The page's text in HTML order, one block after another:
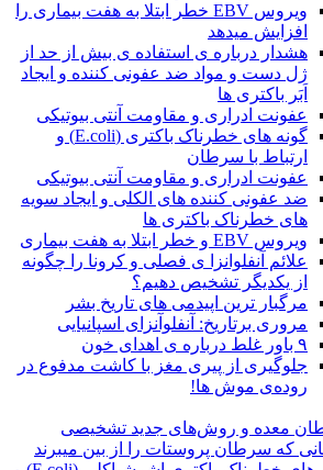
ویروس EBV خطر ابتلا به هفت بیماری را
افزایش میدهد
هشدار درباره ی استفاده ی بیش از حد از
ژل دست و مواد ضد عفونی کننده و ایجاد
اَبَر باکتری ها
عفونت ادراری و مقاومت آنتی بیوتیکی
گونه های خطرناک باکتری (E.coli) و
ارتباط با سرطان
عفونت ادراری و مقاومت آنتی بیوتیکی
ضد عفونی کننده های الکلی و ایجاد سویه
های خطرناک باکتری ها
ویروس EBV و خطر ابتلا به هفت بیماری
علائم آنفلوانزا ی فصلی و کرونا را چگونه
از یکدیگر تشخیص دهیم؟
مرگبار ترین اپیدمی های تاریخ بشر
مروری برتاریخ: آنفلوآنزای اسپانیایی
۹ باور غلط درباره ی اهدای خون
جلوگیری از پیری مغز با کاشت مدفوع در
روده‌ی موش ها!
معده و روش‌های جدید تشخیصی
که سرطان پروستات را از بین میبرند